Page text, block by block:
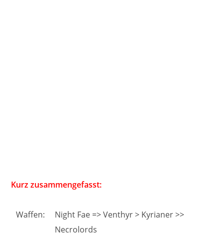
Kurz zusammengefasst:
Waffen:
Night Fae => Venthyr > Kyrianer >>
Necrolords